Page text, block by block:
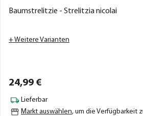
Baumstrelitzie - Strelitzia nicolai
+ Weitere Varianten
24,99 €
Lieferbar
Markt auswählen, um die Verfügbarkeit